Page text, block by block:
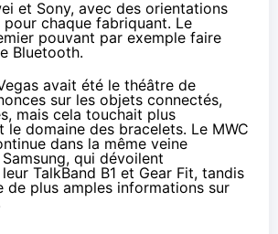
et Sony, avec des orientations
chaque fabriquant. Le
pouvant par exemple faire
Bluetooth.
avait été le théâtre de
sur les objets connectés,
, mais cela touchait plus
le domaine des bracelets. Le MWC
dans la même veine
qui dévoilent
TalkBand B1 et Gear Fit, tandis
de plus amples informations sur